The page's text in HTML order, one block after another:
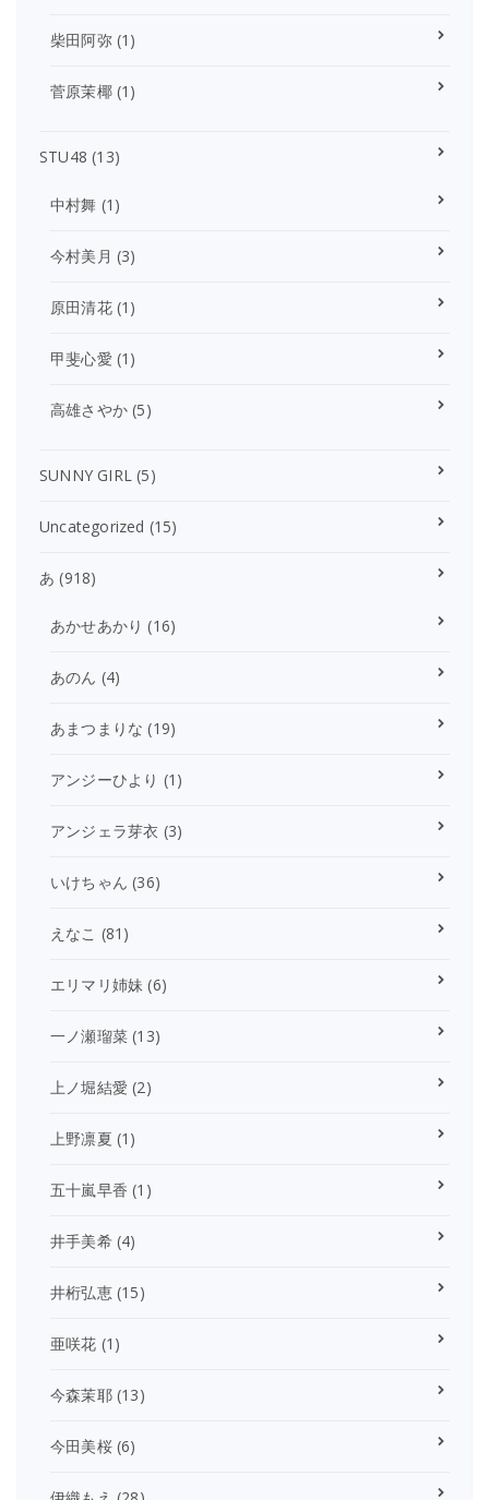
柴田阿弥(1)
菅原茉椰(1)
STU48 (13)
中村舞 (1)
今村美月 (3)
原田清花(1)
甲斐心愛 (1)
高雄さやか (5)
SUNNY GIRL (5)
Uncategorized (15)
あ (918)
あかせあかり (16)
あのん (4)
あまつまりな (19)
アンジーひより (1)
アンジェラ芽衣 (3)
いけちゃん (36)
えなこ (81)
エリマリ姉妹 (6)
一ノ瀬瑠菜 (13)
上ノ堀結愛 (2)
上野凛夏 (1)
五十嵐早香 (1)
井手美希(4)
井桁弘恵(15)
亜咲花 (1)
今森茉耶(13)
今田美桜(6)